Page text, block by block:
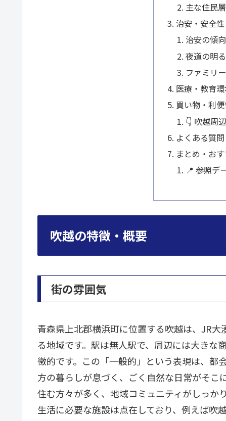
主な住民層
治安・安全性
治安の傾向
夜道の明
ファミリ
医療・教育
買い物・利
👇 吹越周
よくある質問
まとめ・お
📍 参照デ
吹越の特徴・概要
街の雰囲気
青森県上北郡横浜町に位置する吹越は、JR
る地域です。駅は無人駅で、周辺には大きな
徴的です。この「一般的」という表現は、都
方の暮らしが息づく、ごく自然な日常がそこ
住む方々が多く、地域コミュニティがしっか
生活に必要な施設は点在しており、例えば吹